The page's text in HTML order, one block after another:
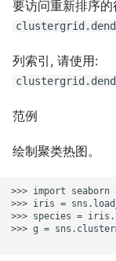
要访问重新排序的
列索引, 请使用:
范例
绘制聚类热图。
>>> import
>>> iris =
>>> species =
>>> g =